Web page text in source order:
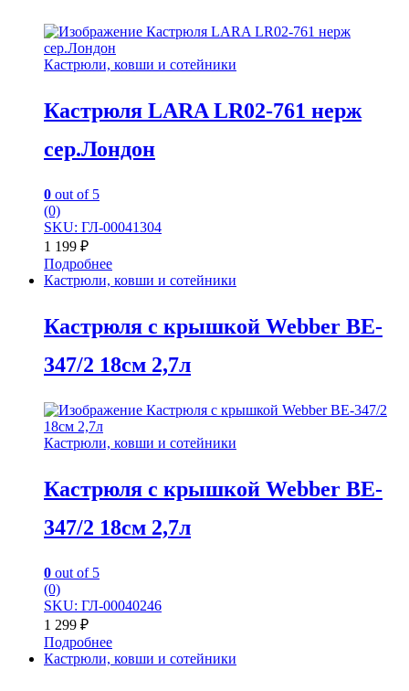
Кастрюли, ковши и сотейники
Кастрюля LARA LR02-761 нерж
сер.Лондон
0 out of 5
(0)
SKU: ГЛ-00041304
1 199 ₽
Подробнее
Кастрюли, ковши и сотейники
Кастрюля с крышкой Webber BE-
347/2 18см 2,7л
Кастрюли, ковши и сотейники
Кастрюля с крышкой Webber BE-
347/2 18см 2,7л
0 out of 5
(0)
SKU: ГЛ-00040246
1 299 ₽
Подробнее
Кастрюли, ковши и сотейники